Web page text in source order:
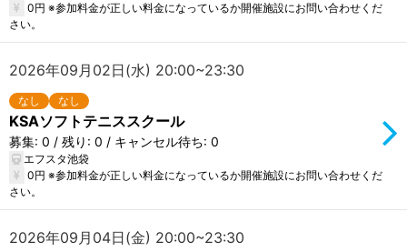
0円 ※参加料金が正しい料金になっているか開催施設にお問い合わせくだ
さい。
2026年09月02日(水) 20:00~23:30
なし なし
KSAソフトテニススクール
募集: 0 / 残り: 0 / キャンセル待ち: 0
エフスタ池袋
0円 ※参加料金が正しい料金になっているか開催施設にお問い合わせくだ
さい。
2026年09月04日(金) 20:00~23:30